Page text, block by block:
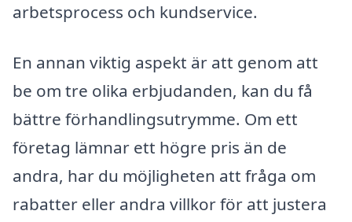
arbetsprocess och kundservice.
En annan viktig aspekt är att genom att
be om tre olika erbjudanden, kan du få
bättre förhandlingsutrymme. Om ett
företag lämnar ett högre pris än de
andra, har du möjligheten att fråga om
rabatter eller andra villkor för att justera